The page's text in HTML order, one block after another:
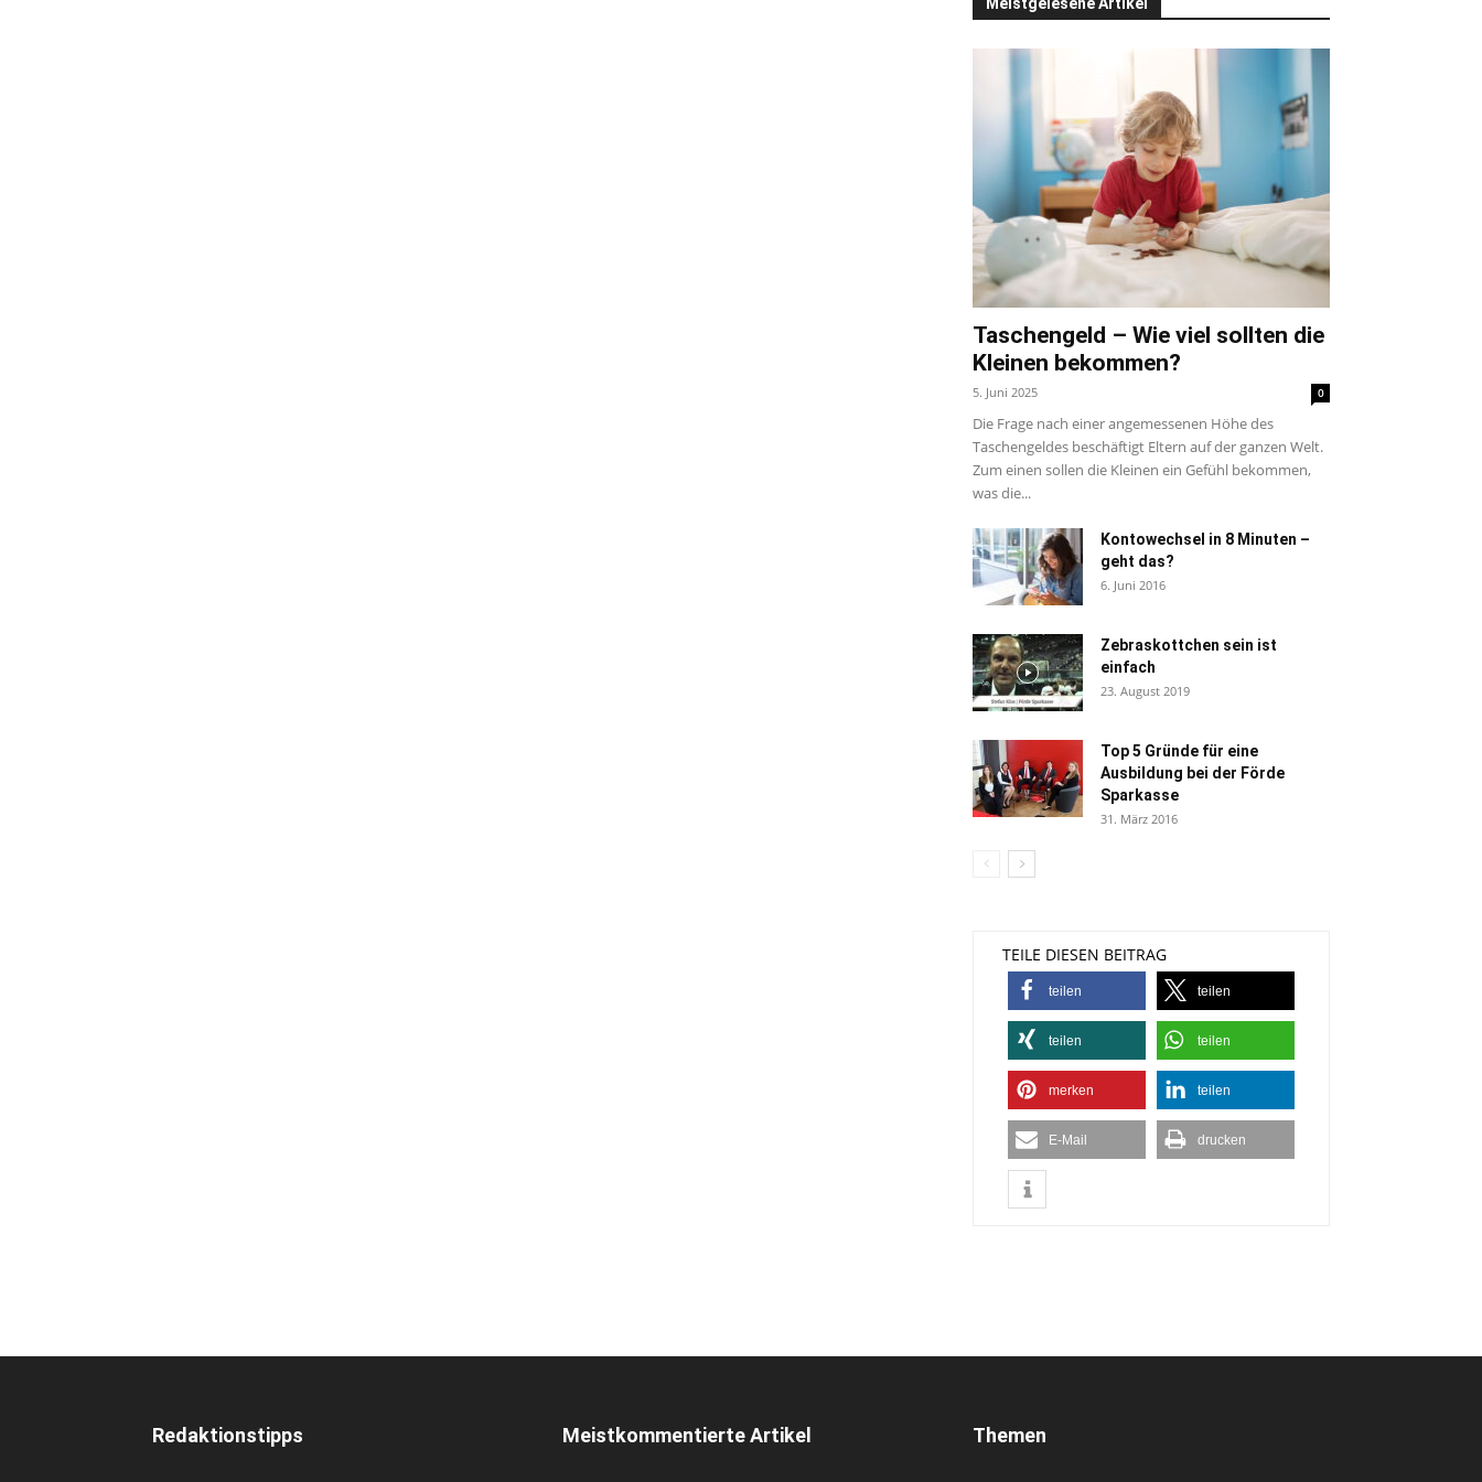
Taschengeld – Wie viel sollten die
Kleinen bekommen?
5. Juni 2025 0
Die Frage nach einer angemessenen Höhe des
Taschengeldes beschäftigt Eltern auf der ganzen Welt.
Zum einen sollen die Kleinen ein Gefühl bekommen,
was die...
Kontowechsel in 8 Minuten –
geht das?
6. Juni 2016
Zebraskottchen sein ist
einfach
23. August 2019
Top 5 Gründe für eine
Ausbildung bei der Förde
Sparkasse
31. März 2016
TEILE DIESEN BEITRAG
teilen teilen
teilen teilen
merken teilen
E-Mail drucken
Redaktionstipps Meistkommentierte Artikel Themen